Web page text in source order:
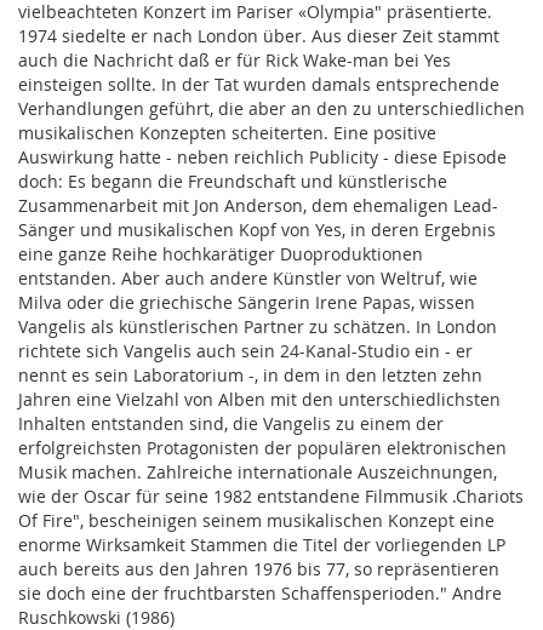
vielbeachteten Konzert im Pariser «Olympia" präsentierte.
1974 siedelte er nach London über. Aus dieser Zeit stammt
auch die Nachricht daß er für Rick Wake-man bei Yes
einsteigen sollte. In der Tat wurden damals entsprechende
Verhandlungen geführt, die aber an den zu unterschiedlichen
musikalischen Konzepten scheiterten. Eine positive
Auswirkung hatte - neben reichlich Publicity - diese Episode
doch: Es begann die Freundschaft und künstlerische
Zusammenarbeit mit Jon Anderson, dem ehemaligen Lead-
Sänger und musikalischen Kopf von Yes, in deren Ergebnis
eine ganze Reihe hochkarätiger Duoproduktionen
entstanden. Aber auch andere Künstler von Weltruf, wie
Milva oder die griechische Sängerin Irene Papas, wissen
Vangelis als künstlerischen Partner zu schätzen. In London
richtete sich Vangelis auch sein 24-Kanal-Studio ein - er
nennt es sein Laboratorium -, in dem in den letzten zehn
Jahren eine Vielzahl von Alben mit den unterschiedlichsten
Inhalten entstanden sind, die Vangelis zu einem der
erfolgreichsten Protagonisten der populären elektronischen
Musik machen. Zahlreiche internationale Auszeichnungen,
wie der Oscar für seine 1982 entstandene Filmmusik .Chariots
Of Fire", bescheinigen seinem musikalischen Konzept eine
enorme Wirksamkeit Stammen die Titel der vorliegenden LP
auch bereits aus den Jahren 1976 bis 77, so repräsentieren
sie doch eine der fruchtbarsten Schaffensperioden." Andre
Ruschkowski (1986)